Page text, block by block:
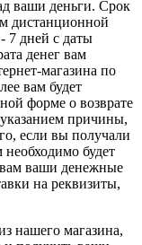
ваши деньги. Срок
дистанционной
7 дней с даты
денег вам
магазина по
вам будет
форме о возврате
причины,
если вы получали
будет
ваши денежные
на реквизиты,
нашего магазина,